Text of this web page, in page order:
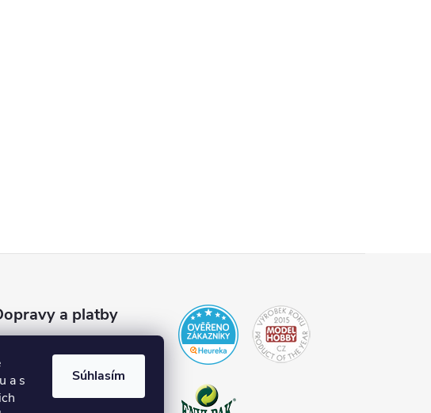
a s
Súhlasím
a platby